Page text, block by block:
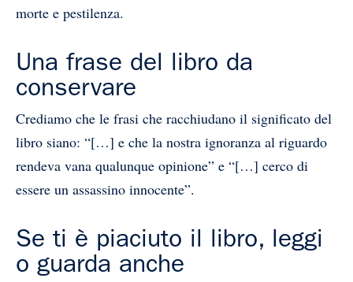
morte e pestilenza.
Una frase del libro da
conservare
Crediamo che le frasi che racchiudano il significato del
libro siano: “[…] e che la nostra ignoranza al riguardo
rendeva vana qualunque opinione” e “[…] cerco di
essere un assassino innocente”.
Se ti è piaciuto il libro, leggi
o guarda anche